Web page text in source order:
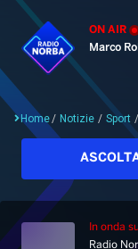
ON AIR
Marco
Home/ Notizie / Sport /
In onda
Radio